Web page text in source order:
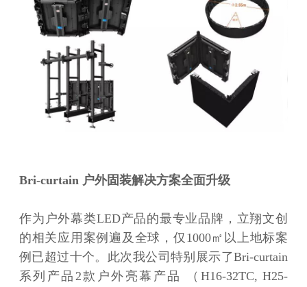
Bri-curtain 户外固装解决方案全面升级
作为户外幕类LED产品的最专业品牌，立翔文创
的相关应用案例遍及全球，仅1000㎡以上地标案
例已超过十个。此次我公司特别展示了Bri-curtain
系列产品2款户外亮幕产品 （H16-32TC, H25-